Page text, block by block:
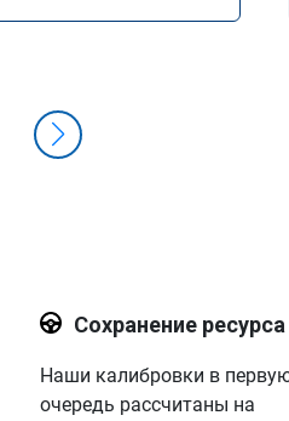
Сохранение ресурса
Наши калибровки в
очередь рассчитаны на